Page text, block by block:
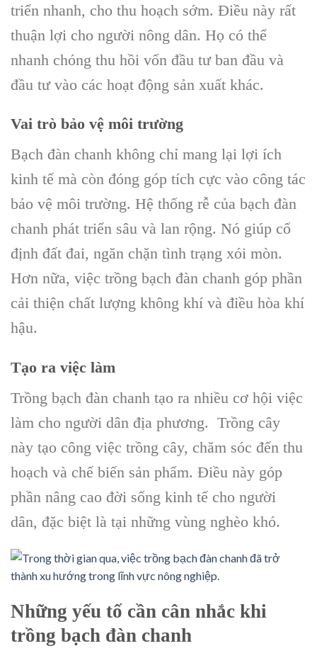
triển nhanh, cho thu hoạch sớm. Điều này rất
thuận lợi cho người nông dân. Họ có thể
nhanh chóng thu hồi vốn đầu tư ban đầu và
đầu tư vào các hoạt động sản xuất khác.
Vai trò bảo vệ môi trường
Bạch đàn chanh không chỉ mang lại lợi ích
kinh tế mà còn đóng góp tích cực vào công tác
bảo vệ môi trường. Hệ thống rễ của bạch đàn
chanh phát triển sâu và lan rộng. Nó giúp cố
định đất đai, ngăn chặn tình trạng xói mòn.
Hơn nữa, việc trồng bạch đàn chanh góp phần
cải thiện chất lượng không khí và điều hòa khí
hậu.
Tạo ra việc làm
Trồng bạch đàn chanh tạo ra nhiều cơ hội việc
làm cho người dân địa phương. Trồng cây
này tạo công việc trồng cây, chăm sóc đến thu
hoạch và chế biến sản phẩm. Điều này góp
phần nâng cao đời sống kinh tế cho người
dân, đặc biệt là tại những vùng nghèo khó.
Những yếu tố cần cân nhắc khi
trồng bạch đàn chanh